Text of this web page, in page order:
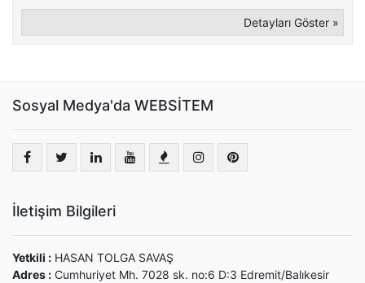
Detayları Göster »
Sosyal Medya'da WEBSİTEM
İletişim Bilgileri
Yetkili : HASAN TOLGA SAVAŞ
Adres : Cumhuriyet Mh. 7028 sk. no:6 D:3 Edremit/Balıkesir